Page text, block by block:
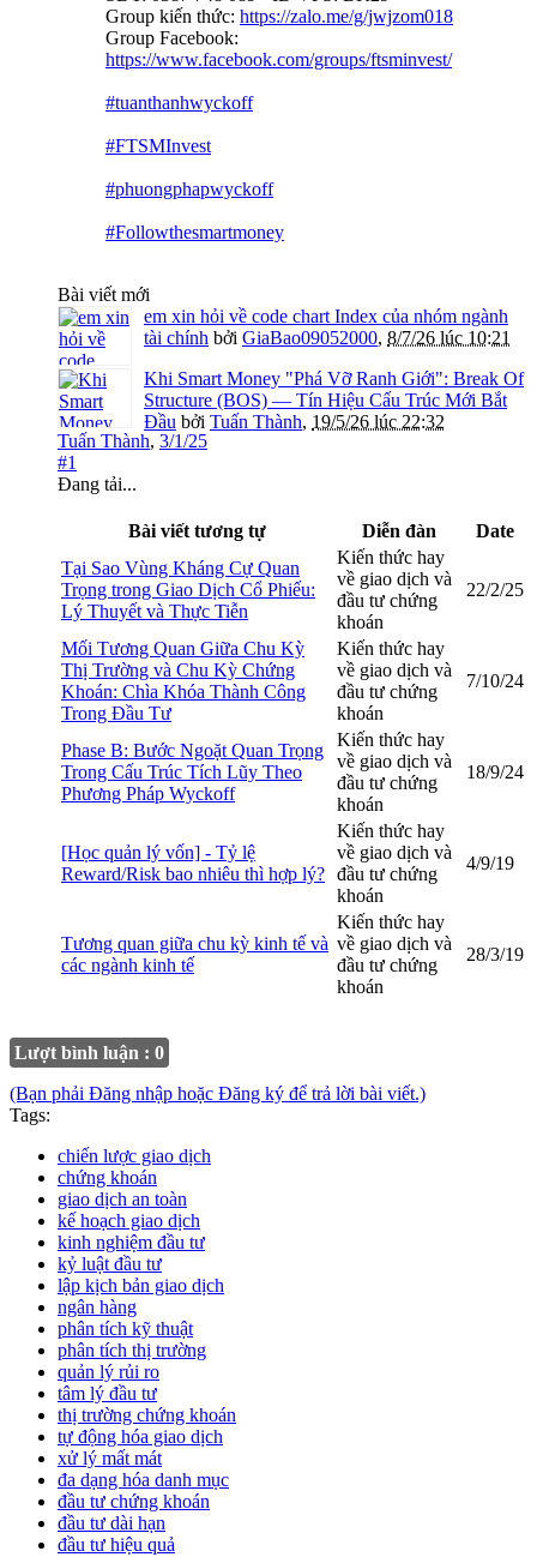
Group kiến thức: https://zalo.me/g/jwjzom018
Group Facebook:
https://www.facebook.com/groups/ftsminvest/
#tuanthanhwyckoff
#FTSMInvest
#phuongphapwyckoff
#Followthesmartmoney
Bài viết mới
em xin hỏi về code chart Index của nhóm ngành
tài chính bởi GiaBao09052000, 8/7/26 lúc 10:21
Khi Smart Money "Phá Vỡ Ranh Giới": Break Of
Structure (BOS) — Tín Hiệu Cấu Trúc Mới Bắt
Đầu bởi Tuấn Thành, 19/5/26 lúc 22:32
Tuấn Thành, 3/1/25
#1
Đang tải...
Bài viết tương tự Diễn đàn
Date
Tại Sao Vùng Kháng Cự Quan
Trọng trong Giao Dịch Cổ Phiếu:
Lý Thuyết và Thực Tiễn
Kiến thức hay
về giao dịch và
đầu tư chứng
khoán
22/2/25
Mối Tương Quan Giữa Chu Kỳ
Thị Trường và Chu Kỳ Chứng
Khoán: Chìa Khóa Thành Công
Trong Đầu Tư
Kiến thức hay
về giao dịch và
đầu tư chứng
khoán
7/10/24
Phase B: Bước Ngoặt Quan Trọng
Trong Cấu Trúc Tích Lũy Theo
Phương Pháp Wyckoff
Kiến thức hay
về giao dịch và
đầu tư chứng
khoán
18/9/24
[Học quản lý vốn] - Tỷ lệ
Reward/Risk bao nhiêu thì hợp lý?
Kiến thức hay
về giao dịch và
đầu tư chứng
khoán
4/9/19
Tương quan giữa chu kỳ kinh tế và
các ngành kinh tế
Kiến thức hay
về giao dịch và
đầu tư chứng
khoán
28/3/19
Lượt bình luận : 0
(Bạn phải Đăng nhập hoặc Đăng ký để trả lời bài viết.)
Tags:
chiến lược giao dịch
chứng khoán
giao dịch an toàn
kế hoạch giao dịch
kinh nghiệm đầu tư
kỷ luật đầu tư
lập kịch bản giao dịch
ngân hàng
phân tích kỹ thuật
phân tích thị trường
quản lý rủi ro
tâm lý đầu tư
thị trường chứng khoán
tự động hóa giao dịch
xử lý mất mát
đa dạng hóa danh mục
đầu tư chứng khoán
đầu tư dài hạn
đầu tư hiệu quả